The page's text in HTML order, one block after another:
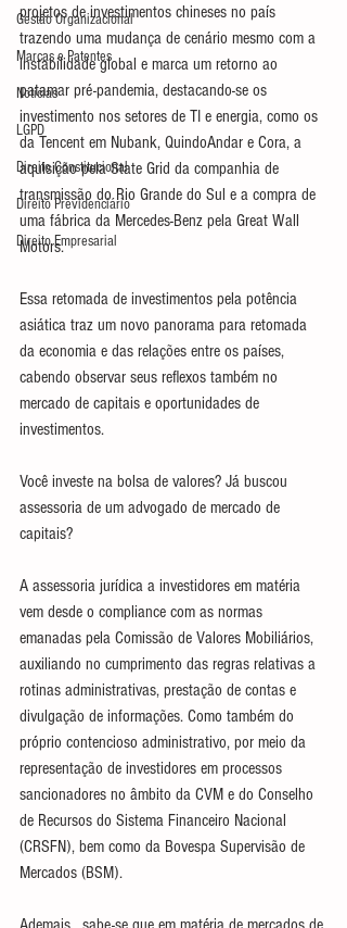
Gestão Organizacional
Marcas e Patentes
Notícias
LGPD
Direito Constitucional
Direito Previdenciário
Direito Empresarial
projetos de investimentos chineses no país
trazendo uma mudança de cenário mesmo com a
instabilidade global e marca um retorno ao
patamar pré-pandemia, destacando-se os
investimento nos setores de TI e energia, como os
da Tencent em Nubank, QuindoAndar e Cora, a
aquisição pela State Grid da companhia de
transmissão do Rio Grande do Sul e a compra de
uma fábrica da Mercedes-Benz pela Great Wall
Motors.
Essa retomada de investimentos pela potência
asiática traz um novo panorama para retomada
da economia e das relações entre os países,
cabendo observar seus reflexos também no
mercado de capitais e oportunidades de
investimentos.
Você investe na bolsa de valores? Já buscou
assessoria de um advogado de mercado de
capitais?
A assessoria jurídica a investidores em matéria
vem desde o compliance com as normas
emanadas pela Comissão de Valores Mobiliários,
auxiliando no cumprimento das regras relativas a
rotinas administrativas, prestação de contas e
divulgação de informações. Como também do
próprio contencioso administrativo, por meio da
representação de investidores em processos
sancionadores no âmbito da CVM e do Conselho
de Recursos do Sistema Financeiro Nacional
(CRSFN), bem como da Bovespa Supervisão de
Mercados (BSM).